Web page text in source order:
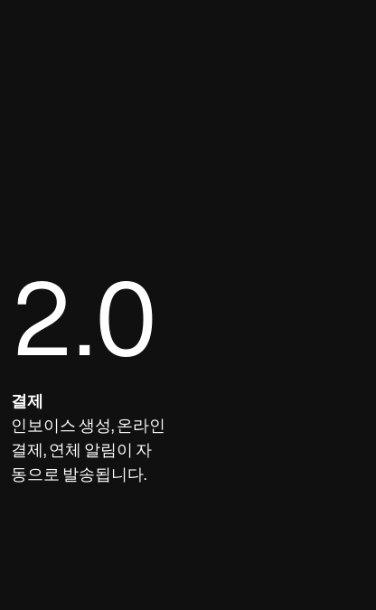
2.0
결제
인보이스 생성, 온라인
결제, 연체 알림이 자
동으로 발송됩니다.